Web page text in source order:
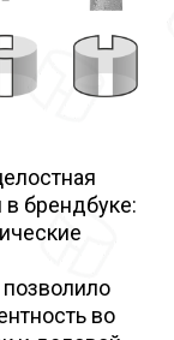
в брендбуке:
во